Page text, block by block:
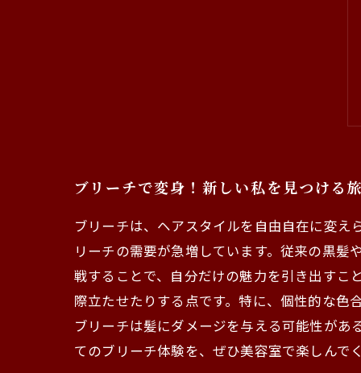
ブリーチで変身！新しい私を見つける旅
ブリーチは、ヘアスタイルを自由自在に変
リーチの需要が急増しています。従来の黒
戦することで、自分だけの魅力を引き出すこ
際立たせたりする点です。特に、個性的な色
ブリーチは髪にダメージを与える可能性が
てのブリーチ体験を、ぜひ美容室で楽しんで